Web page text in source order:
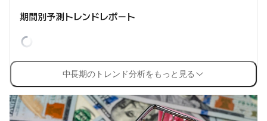
期間別予測トレンドレポート
中長期のトレンド分析をもっと見る